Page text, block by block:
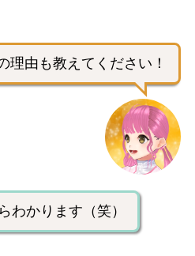
理由も教えてください！
わかります（笑）